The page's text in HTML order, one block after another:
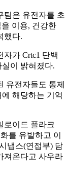
팀은 유전자를 초
이용, 건강한
했다.
가 Crtc1 단백
이 밝혀졌다.
유전자들도 통제
해당하는 기억
로이드 플라크
를 유발하고 이
냅스(연접부) 담
져온다고 사우라